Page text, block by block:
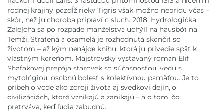
rodnej krajiny pozdĺž rieky Tigris však možno neprídu včas –
skôr, než ju choroba pripraví o sluch. 2018: Hydrologička
Zalejcha sa po rozpade manželstva uchýli na hausbót na
Temži. Stratená a osamelá je rozhodnutá skončiť so
životom – až kým nenájde knihu, ktorá ju privedie späť k
vlastným koreňom. Majstrovsky vystavaný román Elif
Shafakovej prepája starovek so súčasnosťou, vedu s
mytológiou, osobnú bolesť s kolektívnou pamäťou. Je to
príbeh o vode ako zdroji života aj svedkovi dejín, o
civilizáciách, ktoré vznikajú a zanikajú – a o tom, čo
pretrváva, keď ľudia zabudnú.